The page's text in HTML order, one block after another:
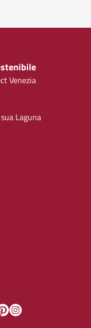
Venezia
Laguna